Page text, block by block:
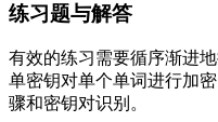
练习题与解答
有效的练习需要循序渐进
单密钥对单个单词进行加
骤和密钥对识别。